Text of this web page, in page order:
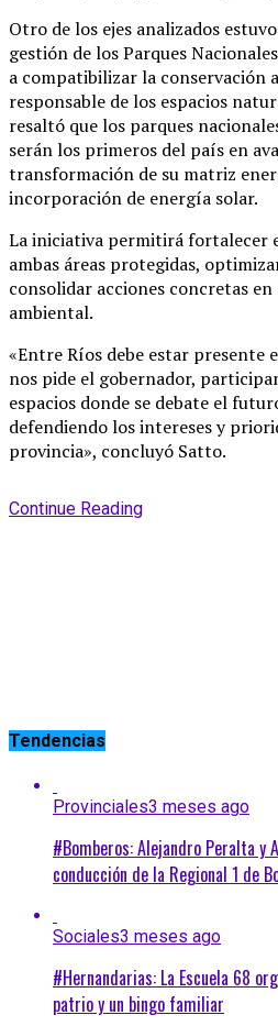
Otro de los ejes analizados
gestión de los Parques
a compatibilizar la conservación
responsable de los espacios
resaltó que los parques
serán los primeros del país en
transformación de su matriz
incorporación de energía solar.
La iniciativa permitirá fortalecer
ambas áreas protegidas,
consolidar acciones concretas
ambiental.
«Entre Ríos debe estar presente
nos pide el gobernador,
espacios donde se debate el
defendiendo los intereses y
provincia», concluyó Satto.
Continue Reading
Tendencias
Provinciales3 meses ago
#Bomberos: Alejandro Peralta y
conducción de la Regional 1 de
Sociales3 meses ago
#Hernandarias: La Escuela 68
patrio y un bingo familiar